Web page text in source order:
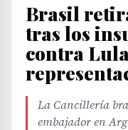
Brasil
tras los
contra
La Cancillería
embajador en